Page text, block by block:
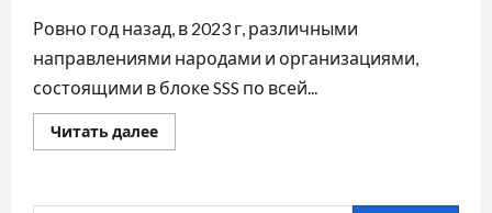
Ровно год назад, в 2023 г, различными
направлениями народами и организациями,
состоящими в блоке SSS по всей...
Читать далее